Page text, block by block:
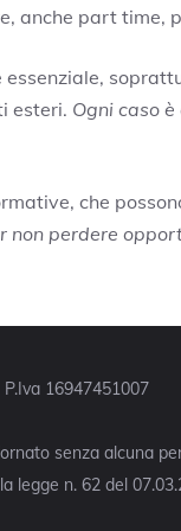
anche part time,
esteri. Ogni caso
che
non perdere
16947451007
senza alcuna
legge n. 62 del